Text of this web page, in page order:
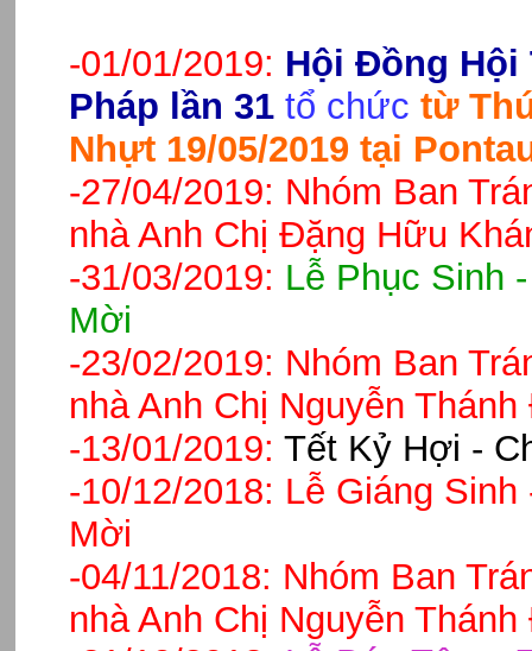
-01/01/2019: Hội Đồng Hội
Pháp lần 31 tổ chức từ
Nhựt 19/05/2019 tại
-27/04/2019: Nhóm Ban
nhà Anh Chị Đặng Hữu
-31/03/2019: Lễ Phục Sinh
Mời
-23/02/2019: Nhóm Ban
nhà Anh Chị Nguyễn
-13/01/2019: Tết Kỷ Hợi -
-10/12/2018: Lễ Giáng
Mời
-04/11/2018: Nhóm Ban
nhà Anh Chị Nguyễn